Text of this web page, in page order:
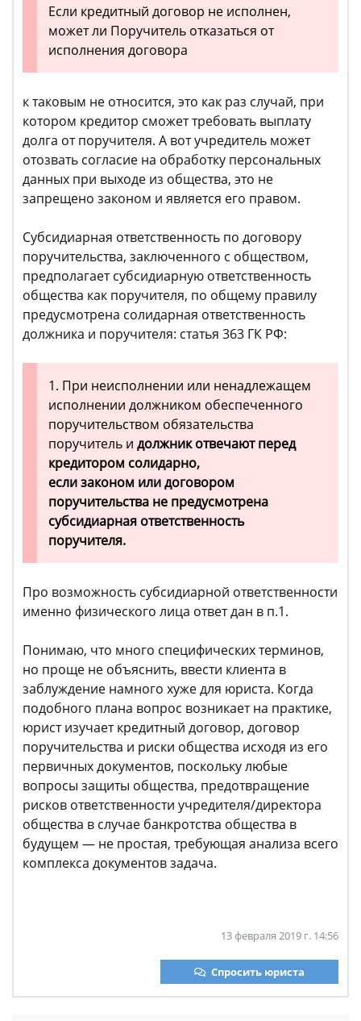
Если кредитный договор не исполнен,
может ли Поручитель отказаться от
исполнения договора
к таковым не относится, это как раз случай, при
котором кредитор сможет требовать выплату
долга от поручителя. А вот учредитель может
отозвать согласие на обработку персональных
данных при выходе из общества, это не
запрещено законом и является его правом.
Субсидиарная ответственность по договору
поручительства, заключенного с обществом,
предполагает субсидиарную ответственность
общества как поручителя, по общему правилу
предусмотрена солидарная ответственность
должника и поручителя: статья 363 ГК РФ:
1. При неисполнении или ненадлежащем
исполнении должником обеспеченного
поручительством обязательства
поручитель и должник отвечают перед
кредитором солидарно,
если законом или договором
поручительства не предусмотрена
субсидиарная ответственность
поручителя.
Про возможность субсидиарной ответственности
именно физического лица ответ дан в п.1.
Понимаю, что много специфических терминов,
но проще не объяснить, ввести клиента в
заблуждение намного хуже для юриста. Когда
подобного плана вопрос возникает на практике,
юрист изучает кредитный договор, договор
поручительства и риски общества исходя из его
первичных документов, поскольку любые
вопросы защиты общества, предотвращение
рисков ответственности учредителя/директора
общества в случае банкротства общества в
будущем — не простая, требующая анализа всего
комплекса документов задача.
13 февраля 2019 г. 14:56
Спросить юриста